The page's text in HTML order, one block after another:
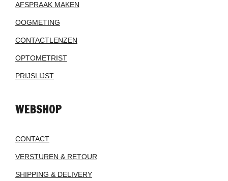
AFSPRAAK MAKEN
OOGMETING
CONTACTLENZEN
OPTOMETRIST
PRIJSLIJST
WEBSHOP
CONTACT
VERSTUREN & RETOUR
SHIPPING & DELIVERY